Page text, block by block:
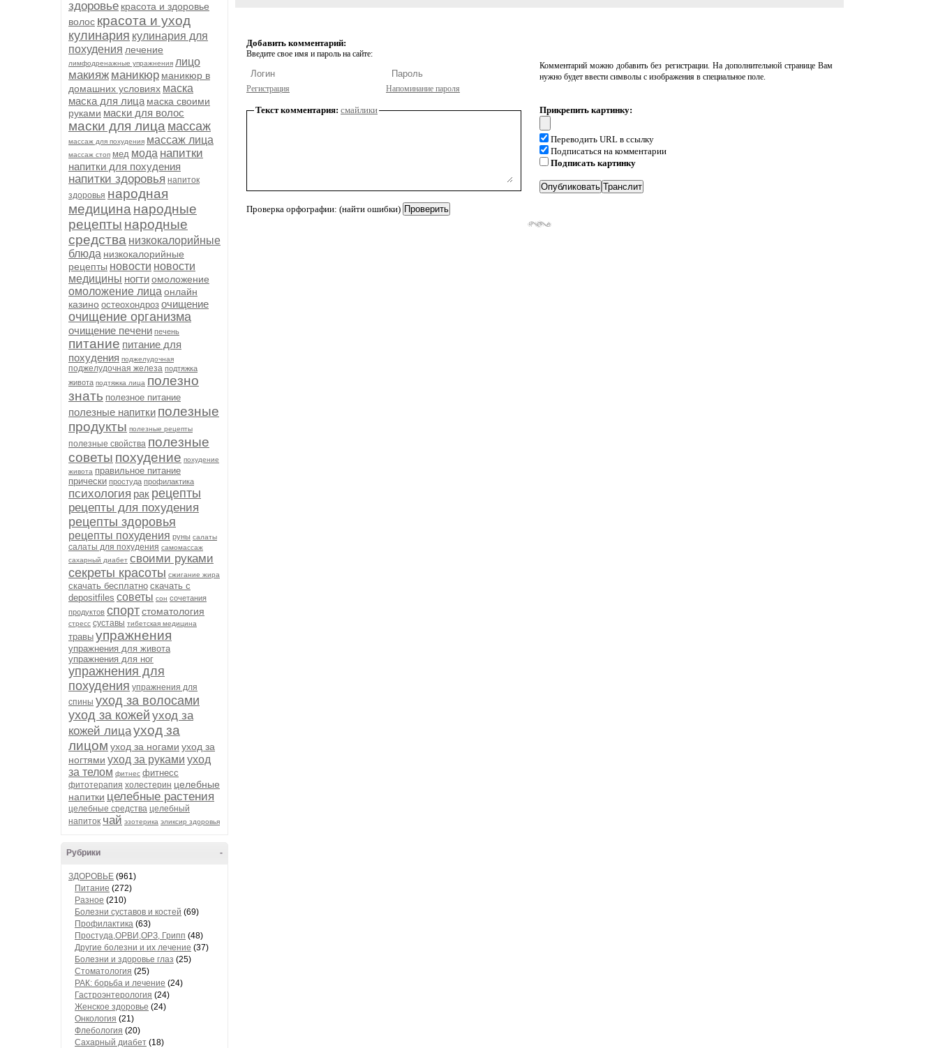
здоровье красота и здоровье
волос красота и уход
кулинария кулинария для
похудения лечение
лимфодренажные упражнения лицо
макияж маникюр маникюр в
домашних условиях маска
маска для лица маска своими
руками маски для волос
маски для лица массаж
массаж для похудения массаж лица
массаж стоп мед мода напитки
напитки для похудения
напитки здоровья напиток
здоровья народная
медицина народные
рецепты народные
средства низкокалорийные
блюда низкокалорийные
рецепты новости новости
медицины ногтиомоложение
омоложение лица онлайн
казино остеохондроз очищение
очищение организма
очищение печени печень
питание питание для
похудения поджелудочная
поджелудочная железа подтяжка
живота подтяжка лица полезно
знать полезное питание
полезные напитки полезные
продукты полезные рецепты
полезные свойства полезные
советы похудение похудение
живота правильное питание
прически простуда профилактика
психология рак рецепты
рецепты для похудения
рецепты здоровья
рецепты похудения руны салаты
салаты для похудения самомассаж
сахарный диабет своими руками
секреты красоты сжигание жира
скачать бесплатно скачать с
depositfiles советы сон сочетания
продуктов спортстоматология
стресс суставы тибетская медицина
травы упражнения
упражнения для живота
упражнения для ног
упражнения для
похудения упражнения для
спины уход за волосами
уход за кожей уход за
кожей лицауход за
лицом уход за ногами уход за
ногтями уход за руками уход
за телом фитнес фитнесс
фитотерапия холестерин целебные
напитки целебные растения
целебные средства целебный
напиток чай эзотерика эликсир здоровья
-
Рубрики
ЗДОРОВЬЕ (961)
Питание (272)
Разное (210)
Болезни суставов и костей (69)
Профилактика (63)
Простуда,ОРВИ,ОРЗ, Грипп (48)
Другие болезни и их лечение (37)
Болезни и здоровье глаз (25)
Стоматология (25)
РАК: борьба и лечение (24)
Гастроэнтерология (24)
Женское здоровье (24)
Онкология (21)
Флебология (20)
Сахарный диабет (18)
Добавить комментарий:
Введите свое имя и пароль на сайте:
Регистрация Напоминание пароля
Комментарий можно добавить без регистрации. На дополнительной странице Вам
нужно будет ввести символы с изображения в специальное поле.
Текст комментария: смайлики
Проверка орфографии: (найти ошибки)
Прикрепить картинку:
Переводить URL в ссылку
Подписаться на комментарии
Подписать картинку